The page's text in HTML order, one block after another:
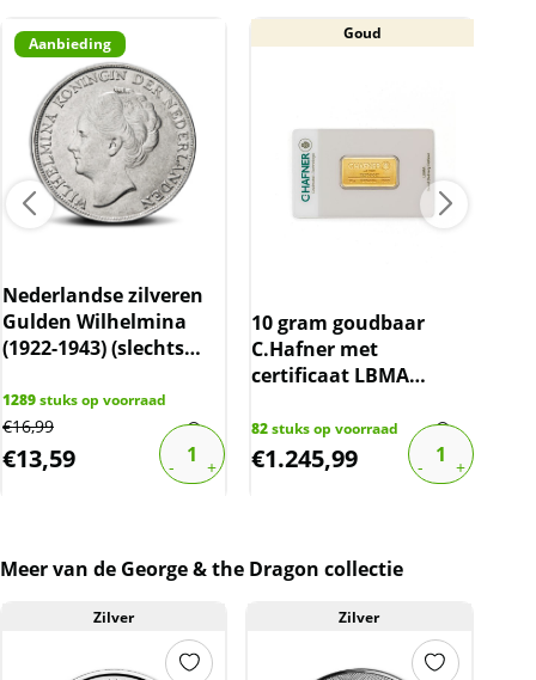
Aanbieding
Nederlandse zilveren
Gulden Wilhelmina
(1922-1943) (slechts
1289stuks op voorraad
€16,99
€13,59
Goud
10 gram goudbaar
C.Hafner met
certificaat LBMA
82stuks op voorraad
€1.245,99
Meer van de George & the Dragon collectie
Zilver Zilver